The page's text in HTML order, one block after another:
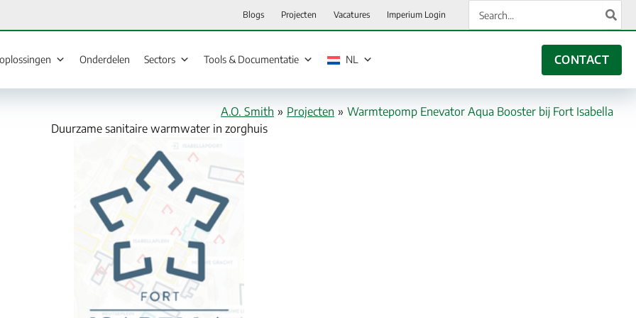
Blogs Projecten Vacatures Imperium Login
naar:
Onderdelen Sectors Tools & Documentatie NL CONTACT
A.O. Smith » Projecten » Warmtepomp Enevator Aqua Booster bij Fort Isabella
Duurzame sanitaire warmwater in zorghuis